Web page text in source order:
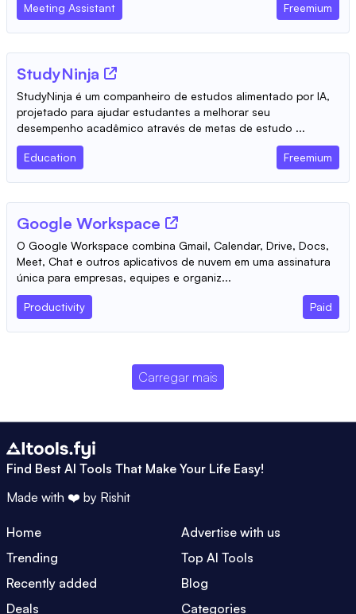
Meeting Assistant Freemium
StudyNinja
StudyNinja é um companheiro de estudos alimentado por IA,
projetado para ajudar estudantes a melhorar seu
desempenho acadêmico através de metas de estudo ...
Education Freemium
Google Workspace
O Google Workspace combina Gmail, Calendar, Drive, Docs,
Meet, Chat e outros aplicativos de nuvem em uma assinatura
única para empresas, equipes e organiz...
Productivity Paid
Carregar mais
Find Best AI Tools That Make Your Life Easy!
Made with ❤️ by Rishit
Home
Advertise with us
Trending
Top AI Tools
Recently added
Blog
Deals
Categories